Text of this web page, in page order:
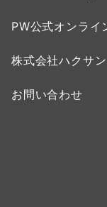
PW公式オンライ
株式会社ハクサン
お問い合わせ